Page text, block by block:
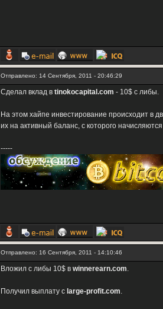
Отправлено: 14 Сентября, 2011 - 20:46:29
Сделал вклад в tinokocapital.com - 10$ с либы.
На этом хайпе инвестирование происходит в
их на активный баланс, с которого
-----
Отправлено: 16 Сентября, 2011 - 14:10:46
Вложил с либы 10$ в winnerearn.com.
Получил выплату с large-profit.com.